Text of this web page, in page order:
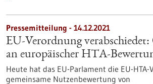
Pressemitteilung - 14.12.2021
EU-Verordnung
an europäischer HTA-
Heute hat das EU-Parlament die EU-
gemeinsame Nutzenbewertung von